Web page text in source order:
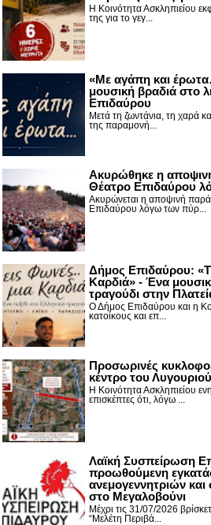
Η Κοινότητα Ασκληπιείου
της για το γεγ...
«Με αγάπη και
μουσική βραδιά στο
Επιδαύρου
Μετά τη ζωντάνια, τη χαρά
της παραμονή...
Ακυρώθηκε η
Θέατρο Επιδαύρου
Ακυρώνεται η αποψινή
Επιδαύρου λόγω των πύρ...
Δήμος Επιδαύρου:
Καρδιά» - Ένα
τραγούδι στην
Ο Δήμος Επιδαύρου και η
κατοίκους και επ...
Προσωρινές
κέντρο του Λυγουριού
Η Κοινότητα Ασκληπιείου
επισκέπτες ότι, λόγω ...
Λαϊκή Συσπείρωση
προωθούμενη
ανεμογεννητριών
στο Μεγαλοβούνι
Μέχρι τις 31/07/2026
“Μελέτη Περιβά...